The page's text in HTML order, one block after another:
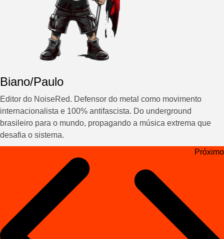
Biano/Paulo
Editor do NoiseRed. Defensor do metal como movimento
internacionalista e 100% antifascista. Do underground
brasileiro para o mundo, propagando a música extrema que
desafia o sistema.
Navegação
Próximo